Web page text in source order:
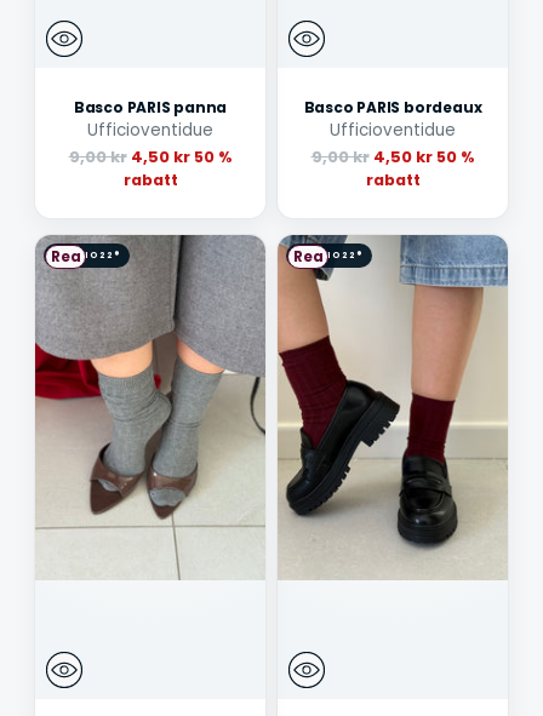
Basco PARIS panna
Ufficioventidue
Ordinarie
9,00 kr 4,50 kr 50 %
rabatt
Basco PARIS bordeaux
Ufficioventidue
Ordinarie
9,00 kr 4,50 kr 50 %
rabatt
Rea Rea